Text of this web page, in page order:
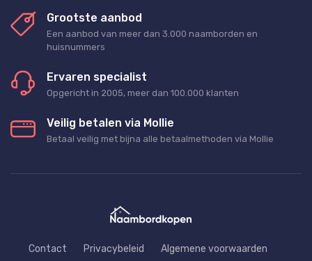
Grootste aanbod
Een aanbod van meer dan 3.000 naamborden en
huisnummers
Ervaren specialist
Opgericht in 2005, meer dan 100.000 klanten
Veilig betalen via Mollie
Betaal veilig met bijna alle betaalmethoden via Mollie
Contact Privacybeleid Algemene voorwaarden